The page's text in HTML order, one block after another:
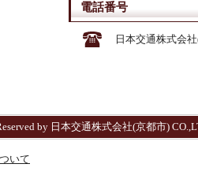
電話番号
日本交通株式会
by 日本交通株式会社(京都市)
いて